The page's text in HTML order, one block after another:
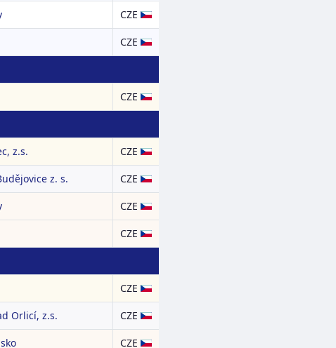
CZE
CZE
CZE
z.s. CZE
z. s. CZE
CZE
CZE
CZE
Orlicí, z.s. CZE
CZE